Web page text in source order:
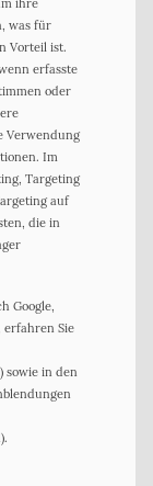
was für
Vorteil ist.
erfasste
oder
Verwendung
Im
Targeting
auf
die in
Google,
Sie
in den